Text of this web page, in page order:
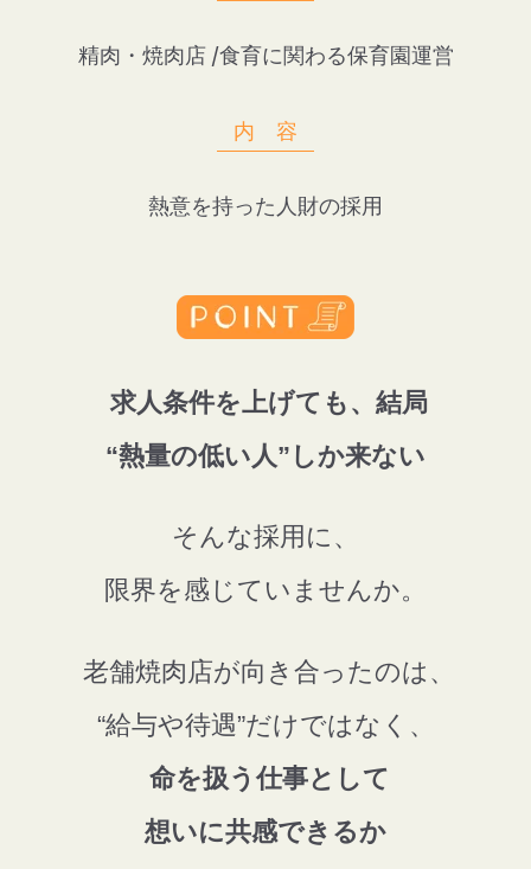
精肉・焼肉店 /食育に関わる保育園運営
内 容
熱意を持った人財の採用
求人条件を上げても、 結局
“熱量の低い人” しか来ない
そんな採用に、
限界を感じていませんか。
老舗焼肉店が向き合ったのは、
“給与や待遇”だけではなく、
命を扱う仕事として
想いに共感できるか